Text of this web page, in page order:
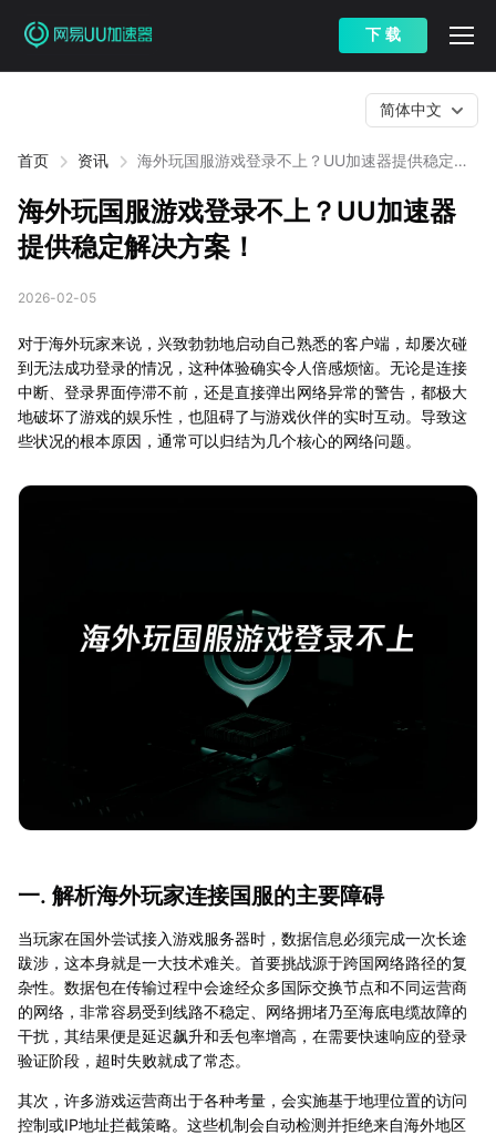
下 载
首页 资讯
海外玩国服游戏登录不上？UU加速器提供稳定解
简体中文
海外玩国服游戏登录不上？UU加速器
提供稳定解决方案！
2026-02-05
对于海外玩家来说，兴致勃勃地启动自己熟悉的客户端，却屡次碰
到无法成功登录的情况，这种体验确实令人倍感烦恼。无论是连接
中断、登录界面停滞不前，还是直接弹出网络异常的警告，都极大
地破坏了游戏的娱乐性，也阻碍了与游戏伙伴的实时互动。导致这
些状况的根本原因，通常可以归结为几个核心的网络问题。
一. 解析海外玩家连接国服的主要障碍
当玩家在国外尝试接入游戏服务器时，数据信息必须完成一次长途
跋涉，这本身就是一大技术难关。首要挑战源于跨国网络路径的复
杂性。数据包在传输过程中会途经众多国际交换节点和不同运营商
的网络，非常容易受到线路不稳定、网络拥堵乃至海底电缆故障的
干扰，其结果便是延迟飙升和丢包率增高，在需要快速响应的登录
验证阶段，超时失败就成了常态。
其次，许多游戏运营商出于各种考量，会实施基于地理位置的访问
控制或IP地址拦截策略。这些机制会自动检测并拒绝来自海外地区